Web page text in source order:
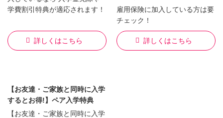
学費割引特典が適応されます！
詳しくはこちら
雇用保険に加入している方は要
チェック！
詳しくはこちら
【お友達・ご家族と同時に入学
するとお得!】ペア入学特典
【お友達・ご家族と同時に入学